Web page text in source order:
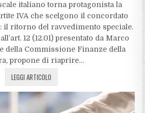
italiano torna protagonista la
IVA che scelgono il concordato
il ritorno del ravvedimento speciale.
12 (12.01) presentato da Marco
della Commissione Finanze della
propone di riaprire…
LEGGI ARTICOLO